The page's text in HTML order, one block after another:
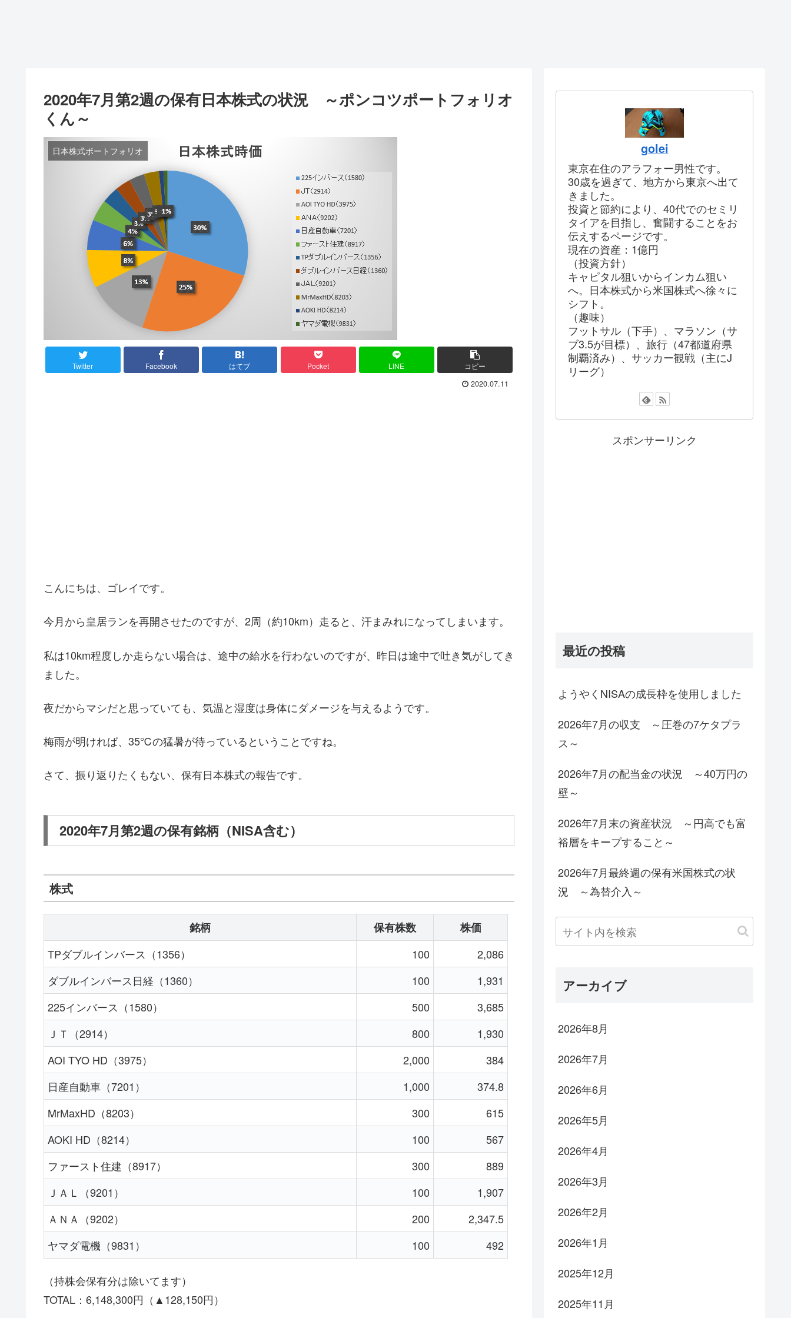
2020年7月第2週の保有日本株式の状況 ～ポンコツポートフォリオ
くん～
日本株式ポートフォリオ
Twitter Facebook はてブ Pocket LINE コピー
2020.07.11
こんにちは、ゴレイです。
今月から皇居ランを再開させたのですが、2周（約10km）走ると、汗まみれになってしまいます。
私は10km程度しか走らない場合は、途中の給水を行わないのですが、昨日は途中で吐き気がしてき
ました。
夜だからマシだと思っていても、気温と湿度は身体にダメージを与えるようです。
梅雨が明ければ、35℃の猛暑が待っているということですね。
さて、振り返りたくもない、保有日本株式の報告です。
2020年7月第2週の保有銘柄（NISA含む）
株式
銘柄 保有株数
株価
TPダブルインバース（1356）
100
2,086
ダブルインバース日経（1360）
100
1,931
225インバース（1580）
500
3,685
ＪＴ（2914）
800
1,930
AOI TYO HD（3975）
2,000
384
日産自動車（7201）
1,000
374.8
MrMaxHD（8203）
300
615
AOKI HD（8214）
100
567
ファースト住建（8917）
300
889
ＪＡＬ（9201）
100
1,907
ＡＮＡ（9202）
200
2,347.5
ヤマダ電機（9831）
100 492
（持株会保有分は除いてます）
TOTAL：6,148,300円（▲128,150円）
golei
東京在住のアラフォー男性です。
30歳を過ぎて、地方から東京へ出て
きました。
投資と節約により、40代でのセミリ
タイアを目指し、奮闘することをお
伝えするページです。
現在の資産：1億円
（投資方針）
キャピタル狙いからインカム狙い
へ。日本株式から米国株式へ徐々に
シフト。
（趣味）
フットサル（下手）、マラソン（サ
ブ3.5が目標）、旅行（47都道府県
制覇済み）、サッカー観戦（主にJ
リーグ）
スポンサーリンク
最近の投稿
ようやくNISAの成長枠を使用しました
2026年7月の収支 ～圧巻の7ケタプラ
ス～
2026年7月の配当金の状況 ～40万円の
壁～
2026年7月末の資産状況 ～円高でも富
裕層をキープすること～
2026年7月最終週の保有米国株式の状
況 ～為替介入～
アーカイブ
2026年8月
2026年7月
2026年6月
2026年5月
2026年4月
2026年3月
2026年2月
2026年1月
2025年12月
2025年11月